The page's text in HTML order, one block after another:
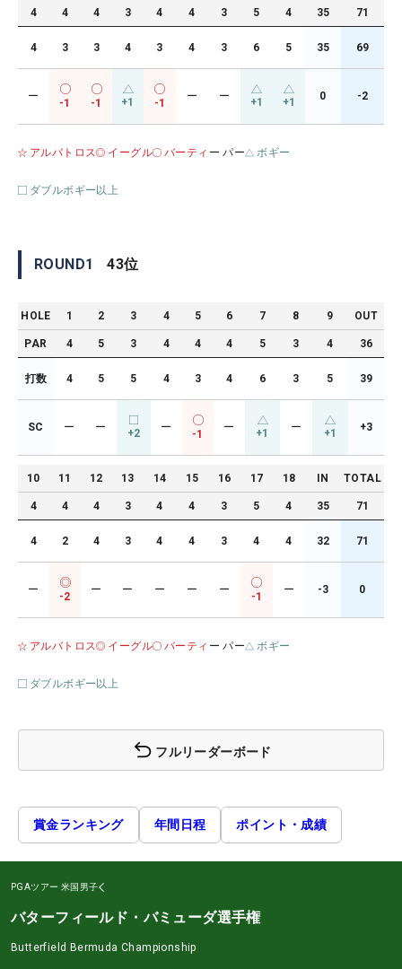
4 4 4 3 4 4 3 5 4 35 71
4 3 3 4 3 4 3 6 5 35 69
ー
-1 -1 +1 -1
ー ー +1 +1 0 -2
アルバトロス イーグル バーティ ー パー ボギー
ダブルボギー以上
ROUND1 43位
HOLE 1 2 3 4 5 6 7 8 9 OUT
PAR 4 5 3 4 4 4 5 3 4 36
打数 4 5 5 4 3 4 6 3 5 39
SC ー ー +2 ー
-1
ー +1 ー +1 +3
10 11 12 13 14 15 16 17 18 IN TOTAL
4 4 4 3 4 4 3 5 4 35 71
4 2 4 3 4 4 3 4 4 32 71
ー
-2
ー ー ー ー ー
-1
ー -3 0
アルバトロス イーグル バーティ ー パー ボギー
ダブルボギー以上
フルリーダーボード
賞金ランキング 年間日程 ポイント・成績
PGAツアー 米国男子
バターフィールド・バミューダ選手権
Butterfield Bermuda Championship